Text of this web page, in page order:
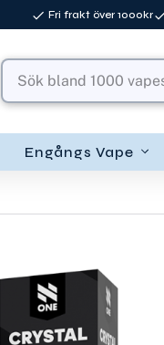
Fri frakt över 1000kr
Engångs Vape